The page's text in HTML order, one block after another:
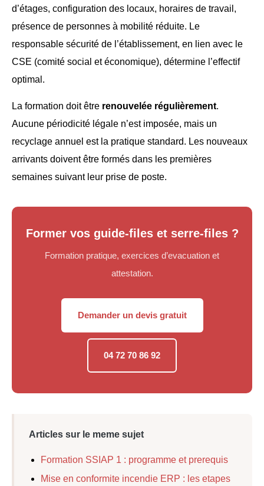
d’étages, configuration des locaux, horaires de travail,
présence de personnes à mobilité réduite. Le
responsable sécurité de l’établissement, en lien avec le
CSE (comité social et économique), détermine l’effectif
optimal.
La formation doit être renouvelée régulièrement.
Aucune périodicité légale n’est imposée, mais un
recyclage annuel est la pratique standard. Les nouveaux
arrivants doivent être formés dans les premières
semaines suivant leur prise de poste.
Former vos guide-files et serre-files ?
Formation pratique, exercices d’evacuation et
attestation.
Demander un devis gratuit
04 72 70 86 92
Articles sur le meme sujet
Formation SSIAP 1 : programme et prerequis
Mise en conformite incendie ERP : les etapes